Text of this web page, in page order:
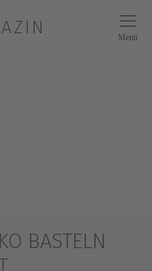
Menü
BASTELN